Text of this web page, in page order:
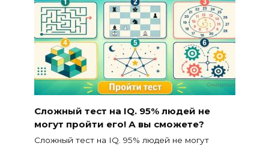
Сложный тест на IQ. 95% людей не
могут пройти его! А вы сможете?
Сложный тест на IQ. 95% людей не могут